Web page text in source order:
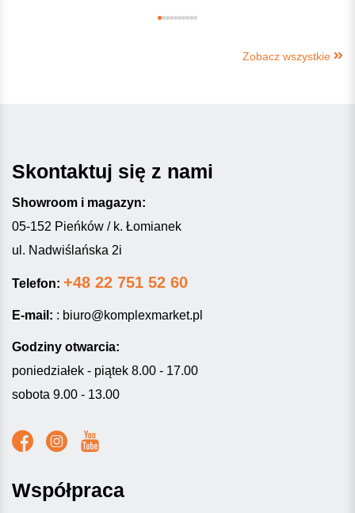
Zobacz wszystkie
Skontaktuj się z nami
Showroom i magazyn:
05-152 Pieńków / k. Łomianek
ul. Nadwiślańska 2i
Telefon: +48 22 751 52 60
E-mail: : biuro@komplexmarket.pl
Godziny otwarcia:
poniedziałek - piątek 8.00 - 17.00
sobota 9.00 - 13.00
Współpraca